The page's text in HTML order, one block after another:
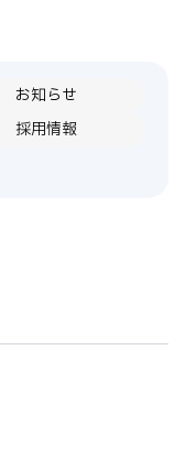
お知らせ
採用情報